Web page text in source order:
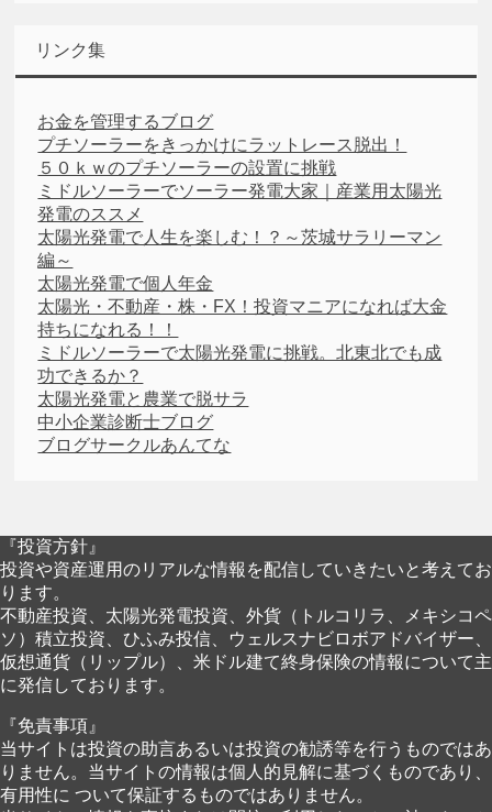
リンク集
お金を管理するブログ
プチソーラーをきっかけにラットレース脱出！
５０ｋｗのプチソーラーの設置に挑戦
ミドルソーラーでソーラー発電大家｜産業用太陽光
発電のススメ
太陽光発電で人生を楽しむ！？～茨城サラリーマン
編～
太陽光発電で個人年金
太陽光・不動産・株・FX！投資マニアになれば大金
持ちになれる！！
ミドルソーラーで太陽光発電に挑戦。北東北でも成
功できるか？
太陽光発電と農業で脱サラ
中小企業診断士ブログ
ブログサークルあんてな
『投資方針』
投資や資産運用のリアルな情報を配信していきたいと考えてお
ります。
不動産投資、太陽光発電投資、外貨（トルコリラ、メキシコペ
ソ）積立投資、ひふみ投信、ウェルスナビロボアドバイザー、
仮想通貨（リップル）、米ドル建て終身保険の情報について主
に発信しております。
『免責事項』
当サイトは投資の助言あるいは投資の勧誘等を行うものではあ
りません。当サイトの情報は個人的見解に基づくものであり、
有用性に ついて保証するものではありません。